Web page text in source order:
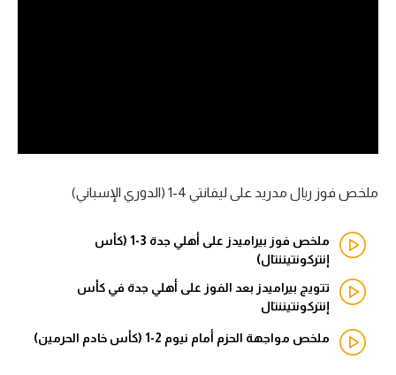
الدوري المصري
الدوري الإسباني
الدوري الإيطالي
الدوري الألماني
ملخص فوز ريال مدريد على ليفانتي 4-1 (الدوري الإسباني)
ملخص فوز بيراميدز على أهلي جدة 3-1 (كأس
إنتركونتيننتال)
تتويج بيراميدز بعد الفوز على أهلي جدة في كأس
إنتركونتيننتال
ملخص مواجهة الحزم أمام نيوم 2-1 (كأس خادم الحرمين)